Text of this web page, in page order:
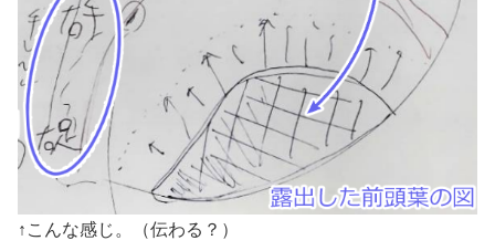
↑こんな感じ。（伝わる？）